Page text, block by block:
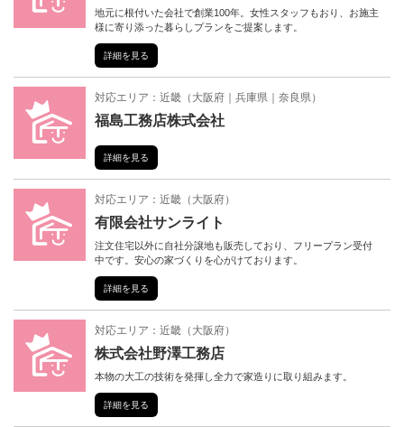
地元に根付いた会社で創業100年。女性スタッフもおり、お施主
様に寄り添った暮らしプランをご提案します。
詳細を見る
対応エリア： 近畿 （ 大阪府 兵庫県 奈良県）
福島工務店株式会社
詳細を見る
対応エリア： 近畿 （ 大阪府）
有限会社サンライト
注文住宅以外に自社分譲地も販売しており、フリープラン受付
中です。安心の家づくりを心がけております。
詳細を見る
対応エリア： 近畿 （ 大阪府）
株式会社野澤工務店
本物の大工の技術を発揮し全力で家造りに取り組みます。
詳細を見る